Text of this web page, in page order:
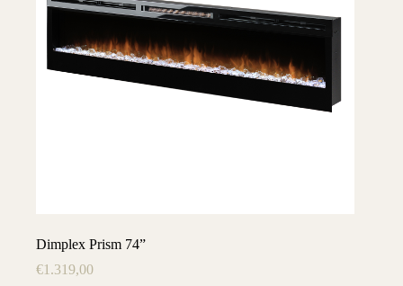
Dimplex Prism 74”
€1.319,00